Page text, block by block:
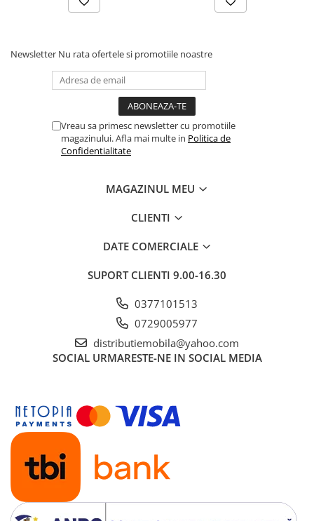
Newsletter Nu rata ofertele si promotiile noastre
Vreau sa primesc newsletter cu promotiile
magazinului. Afla mai multe in Politica de
Confidentialitate
MAGAZINUL MEU
CLIENTI
DATE COMERCIALE
SUPORT CLIENTI 9.00-16.30
0377101513
0729005977
distributiemobila@yahoo.com
SOCIAL URMARESTE-NE IN SOCIAL MEDIA